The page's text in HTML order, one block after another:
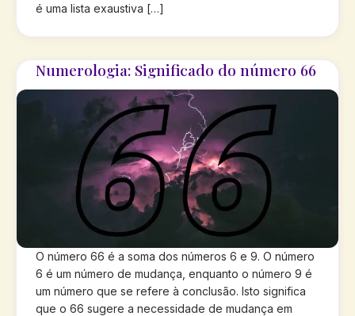
é uma lista exaustiva […]
Numerologia: Significado do número 66
O número 66 é a soma dos números 6 e 9. O número
6 é um número de mudança, enquanto o número 9 é
um número que se refere à conclusão. Isto significa
que o 66 sugere a necessidade de mudança em